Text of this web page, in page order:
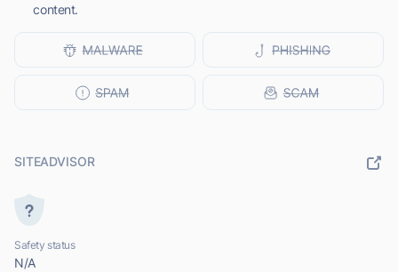
content.
SITEADVISOR
Safety status
N/A